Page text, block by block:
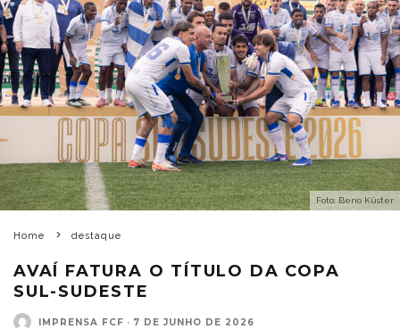
Foto: Beno Küster
Home destaque
AVAÍ FATURA O TÍTULO DA COPA
SUL-SUDESTE
IMPRENSA FCF · 7 DE JUNHO DE 2026